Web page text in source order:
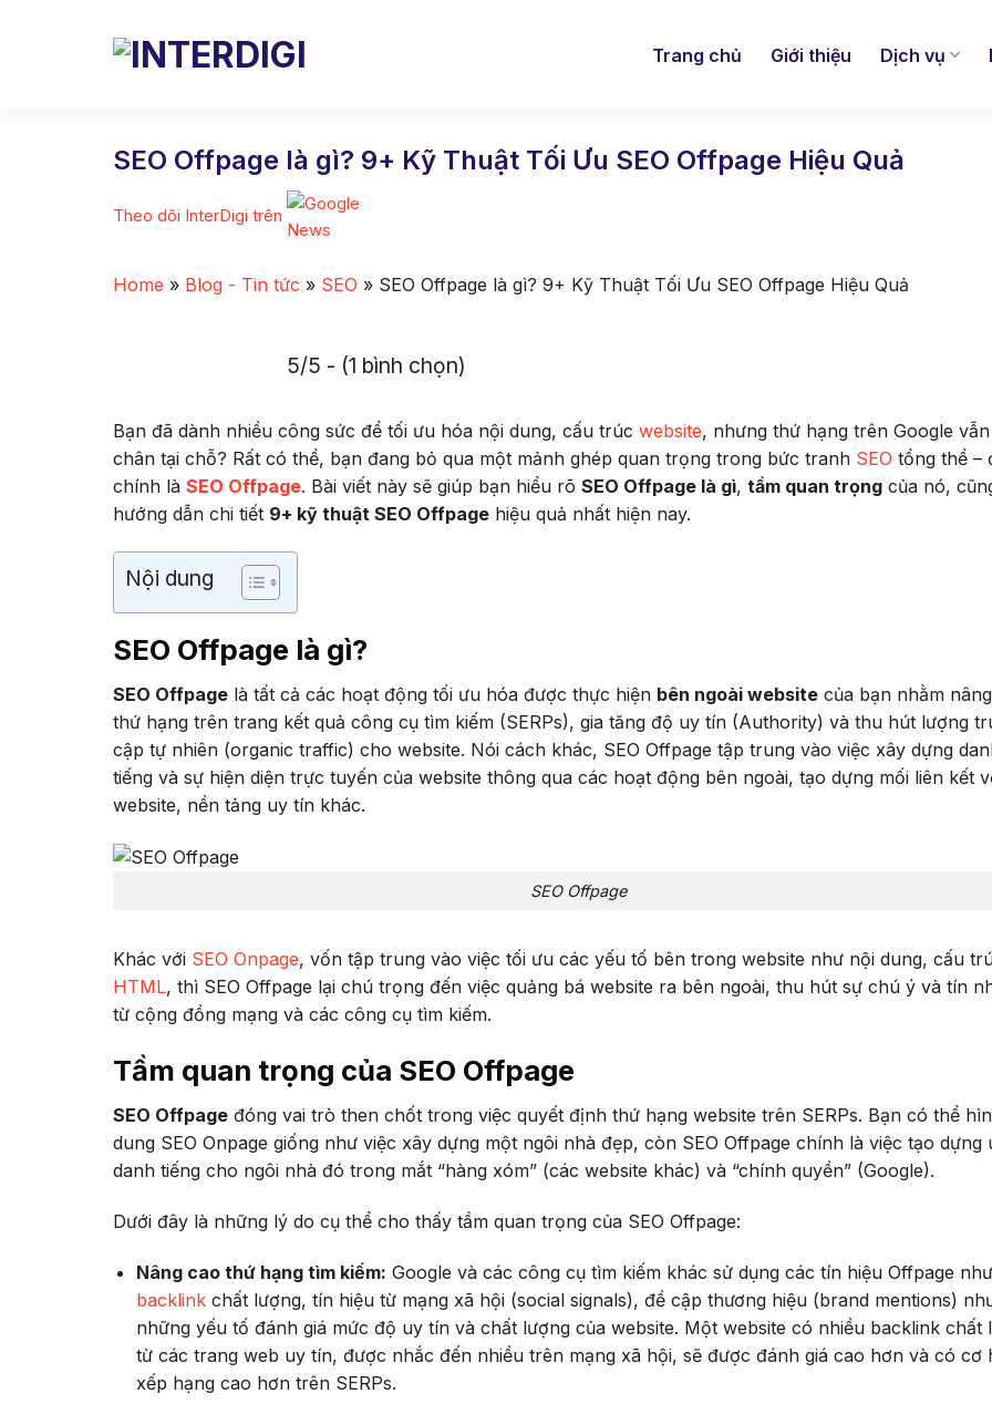
Trang chủ Giới thiệu Dịch vụ
SEO Offpage là gì? 9+ Kỹ Thuật Tối Ưu SEO Offpage Hiệu Quả
Theo dõi InterDigi trên
Home » Blog - Tin tức » SEO » SEO Offpage là gì? 9+ Kỹ Thuật Tối Ưu SEO Offpage Hiệu Quả
5/5 - (1 bình chọn)
Bạn đã dành nhiều công sức để tối ưu hóa nội dung, cấu trúc website, nhưng thứ hạng trên Google
chân tại chỗ? Rất có thể, bạn đang bỏ qua một mảnh ghép quan trọng trong bức tranh SEO tổng thể –
chính là SEO Offpage. Bài viết này sẽ giúp bạn hiểu rõ SEO Offpage là gì, tầm quan trọng của nó,
hướng dẫn chi tiết 9+ kỹ thuật SEO Offpage hiệu quả nhất hiện nay.
Nội dung
SEO Offpage là gì?
SEO Offpage là tất cả các hoạt động tối ưu hóa được thực hiện bên ngoài website của bạn nhằm
thứ hạng trên trang kết quả công cụ tìm kiếm (SERPs), gia tăng độ uy tín (Authority) và thu hút lượng
cập tự nhiên (organic traffic) cho website. Nói cách khác, SEO Offpage tập trung vào việc xây dựng
tiếng và sự hiện diện trực tuyến của website thông qua các hoạt động bên ngoài, tạo dựng mối liên kết
website, nền tảng uy tín khác.
SEO Offpage
Khác với SEO Onpage, vốn tập trung vào việc tối ưu các yếu tố bên trong website như nội dung, cấu
HTML, thì SEO Offpage lại chú trọng đến việc quảng bá website ra bên ngoài, thu hút sự chú ý và tín
từ cộng đồng mạng và các công cụ tìm kiếm.
Tầm quan trọng của SEO Offpage
SEO Offpage đóng vai trò then chốt trong việc quyết định thứ hạng website trên SERPs. Bạn có thể
dung SEO Onpage giống như việc xây dựng một ngôi nhà đẹp, còn SEO Offpage chính là việc tạo dựng
danh tiếng cho ngôi nhà đó trong mắt “hàng xóm” (các website khác) và “chính quyền” (Google).
Dưới đây là những lý do cụ thể cho thấy tầm quan trọng của SEO Offpage:
Nâng cao thứ hạng tìm kiếm: Google và các công cụ tìm kiếm khác sử dụng các tín hiệu Offpage như
backlinkchất lượng, tín hiệu từ mạng xã hội (social signals), đề cập thương hiệu (brand mentions)
những yếu tố đánh giá mức độ uy tín và chất lượng của website. Một website có nhiều backlink chất
từ các trang web uy tín, được nhắc đến nhiều trên mạng xã hội, sẽ được đánh giá cao hơn và có cơ
xếp hạng cao hơn trên SERPs.